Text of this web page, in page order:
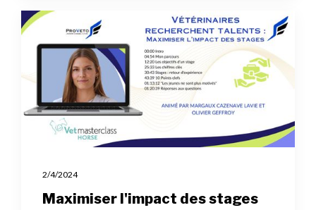
2/4/2024
Maximiser l'impact des stages